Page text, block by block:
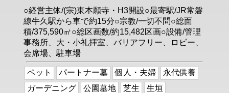
○経営主体/(宗)東本願寺・H3開設○最寄駅/JR常磐
線牛久駅から車で約15分○宗教/一切不問○総面
積/375,590㎡○総区画数/約15,482区画○設備/管理
事務所、大・小礼拝室、バリアフリー、ロビー、
会席場、駐車場
ペット パートナー墓 個人・夫婦
永代供養
ガーデニング
公園墓地 芝生
生垣